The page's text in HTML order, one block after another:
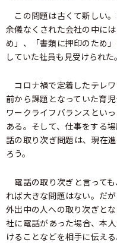
この問題は古くて新しい
余儀なくされた会社の中に
め」、「書類に押印のため
していた社員も見受けられた。
コロナ禍で定着したテレ
前から課題となっていた育
ワークライフバランスとい
ある。そして、仕事をする
話の取り次ぎ問題は、現在
ろう。
電話の取り次ぎと言って
れば大きな問題はない。だ
外出中の人への取り次ぎと
社に電話があった場合、本
けることなどを相手に伝え